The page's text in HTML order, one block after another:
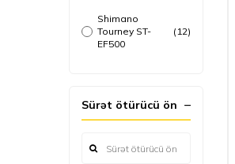
Shimano
Tourney ST-
EF500
(12)
Shimano
RevoShift SL-
(5)
Sürət ötürücü ön